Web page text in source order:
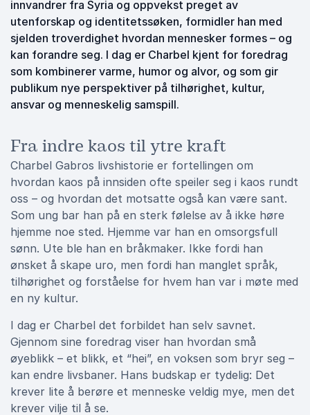
innvandrer fra Syria og oppvekst preget av
utenforskap og identitetssøken, formidler han med
sjelden troverdighet hvordan mennesker formes – og
kan forandre seg. I dag er Charbel kjent for foredrag
som kombinerer varme, humor og alvor, og som gir
publikum nye perspektiver på tilhørighet, kultur,
ansvar og menneskelig samspill.
Fra indre kaos til ytre kraft
Charbel Gabros livshistorie er fortellingen om
hvordan kaos på innsiden ofte speiler seg i kaos rundt
oss – og hvordan det motsatte også kan være sant.
Som ung bar han på en sterk følelse av å ikke høre
hjemme noe sted. Hjemme var han en omsorgsfull
sønn. Ute ble han en bråkmaker. Ikke fordi han
ønsket å skape uro, men fordi han manglet språk,
tilhørighet og forståelse for hvem han var i møte med
en ny kultur.
I dag er Charbel det forbildet han selv savnet.
Gjennom sine foredrag viser han hvordan små
øyeblikk – et blikk, et “hei”, en voksen som bryr seg –
kan endre livsbaner. Hans budskap er tydelig: Det
krever lite å berøre et menneske veldig mye, men det
krever vilje til å se.